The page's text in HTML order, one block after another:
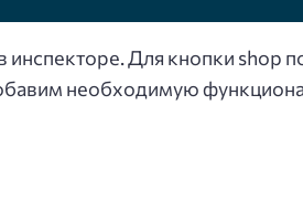
Для кнопки shop
необходимую